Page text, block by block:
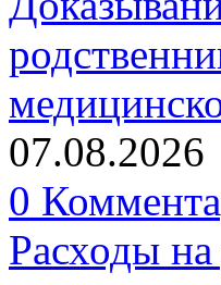
07.08.2026
0
Расходы